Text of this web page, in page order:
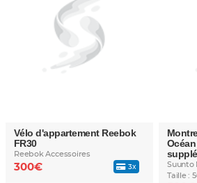
Vélo d'appartement Reebok
FR30
Reebok Accessoires
3x
300€
Suunto
Taille :